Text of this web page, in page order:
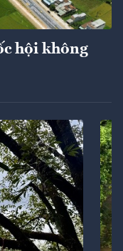
hội không